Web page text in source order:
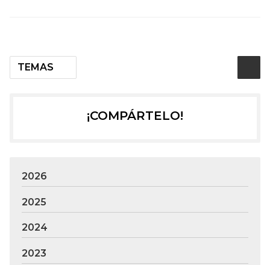
TEMAS
¡COMPÁRTELO!
2026
2025
2024
2023